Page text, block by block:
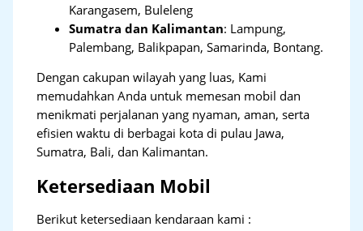
Karangasem, Buleleng
Sumatra dan Kalimantan: Lampung,
Palembang, Balikpapan, Samarinda, Bontang.
Dengan cakupan wilayah yang luas, Kami
memudahkan Anda untuk memesan mobil dan
menikmati perjalanan yang nyaman, aman, serta
efisien waktu di berbagai kota di pulau Jawa,
Sumatra, Bali, dan Kalimantan.
Ketersediaan Mobil
Berikut ketersediaan kendaraan kami :